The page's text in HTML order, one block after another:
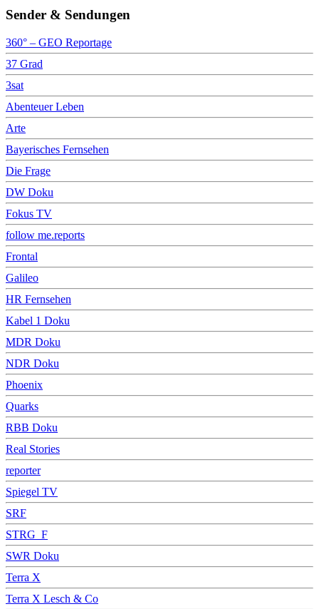
Sender & Sendungen
360° – GEO Reportage
37 Grad
3sat
Abenteuer Leben
Arte
Bayerisches Fernsehen
Die Frage
DW Doku
Fokus TV
follow me.reports
Frontal
Galileo
HR Fernsehen
Kabel 1 Doku
MDR Doku
NDR Doku
Phoenix
Quarks
RBB Doku
Real Stories
reporter
Spiegel TV
SRF
STRG_F
SWR Doku
Terra X
Terra X Lesch & Co